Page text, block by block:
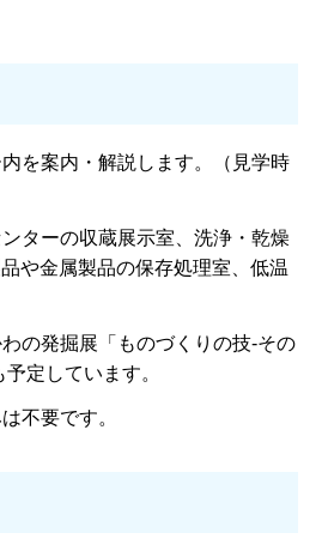
を案内・解説します。（見学時
ターの収蔵展示室、洗浄・乾燥
や金属製品の保存処理室、低温
の発掘展「ものづくりの技-その
定しています。
不要です。